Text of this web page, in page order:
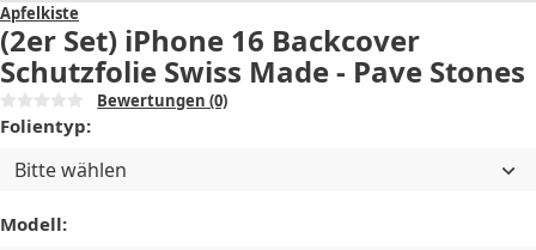
Apfelkiste
(2er Set) iPhone 16 Backcover
Schutzfolie Swiss Made - Pave Stones
Bewertungen (0)
Folientyp:
Bitte wählen
Modell: